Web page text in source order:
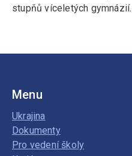
stupňů víceletých gymnázií.
Menu
Ukrajina
Dokumenty
Pro vedení školy